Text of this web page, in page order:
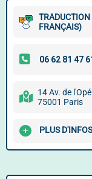
FRANÇAIS)
14 Av. de
75001 Paris
PLUS